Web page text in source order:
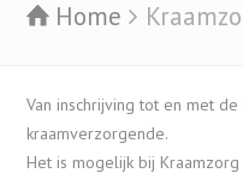
Home
Van inschrijving tot en met
kraamverzorgende.
Het is mogelijk bij